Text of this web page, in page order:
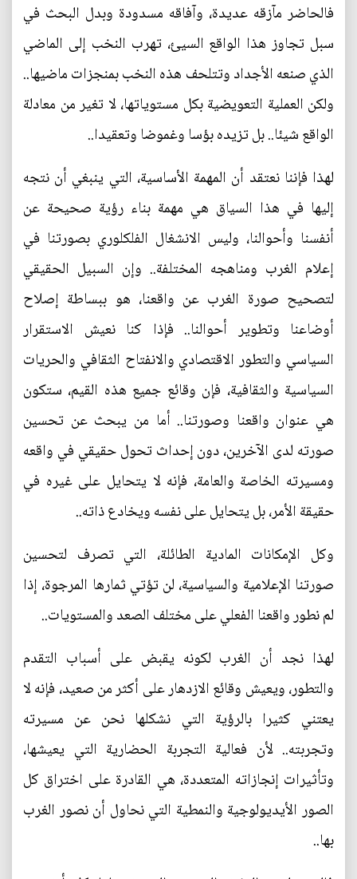
فالحاضر مآزقه عديدة، وآفاقه مسدودة وبدل البحث في
سبل تجاوز هذا الواقع السيئ، تهرب النخب إلى الماضي
الذي صنعه الأجداد وتتلحف هذه النخب بمنجزات ماضيها..
ولكن العملية التعويضية بكل مستوياتها، لا تغير من معادلة
الواقع شيئا.. بل تزيده بؤسا وغموضا وتعقيدا..
لهذا فإننا نعتقد أن المهمة الأساسية، التي ينبغي أن نتجه
إليها في هذا السياق هي مهمة بناء رؤية صحيحة عن
أنفسنا وأحوالنا، وليس الانشغال الفلكلوري بصورتنا في
إعلام الغرب ومناهجه المختلفة.. وإن السبيل الحقيقي
لتصحيح صورة الغرب عن واقعنا، هو ببساطة إصلاح
أوضاعنا وتطوير أحوالنا.. فإذا كنا نعيش الاستقرار
السياسي والتطور الاقتصادي والانفتاح الثقافي والحريات
السياسية والثقافية، فإن وقائع جميع هذه القيم، ستكون
هي عنوان واقعنا وصورتنا.. أما من يبحث عن تحسين
صورته لدى الآخرين، دون إحداث تحول حقيقي في واقعه
ومسيرته الخاصة والعامة، فإنه لا يتحايل على غيره في
حقيقة الأمر، بل يتحايل على نفسه ويخادع ذاته..
وكل الإمكانات المادية الطائلة، التي تصرف لتحسين
صورتنا الإعلامية والسياسية، لن تؤتي ثمارها المرجوة، إذا
لم نطور واقعنا الفعلي على مختلف الصعد والمستويات..
لهذا نجد أن الغرب لكونه يقبض على أسباب التقدم
والتطور، ويعيش وقائع الازدهار على أكثر من صعيد، فإنه لا
يعتني كثيرا بالرؤية التي نشكلها نحن عن مسيرته
وتجربته.. لأن فعالية التجربة الحضارية التي يعيشها،
وتأثيرات إنجازاته المتعددة، هي القادرة على اختراق كل
الصور الأيديولوجية والنمطية التي نحاول أن نصور الغرب
بها..